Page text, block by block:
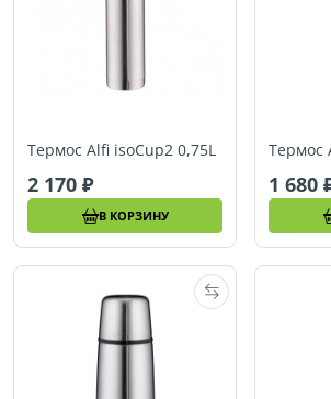
Термос Alfi isoCup2 0,75L
2 170
В КОРЗИНУ
1 680